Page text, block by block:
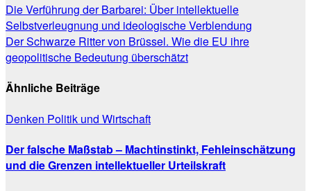
Beitragsnavigation
Die Verführung der Barbarei: Über intellektuelle
Selbstverleugnung und ideologische Verblendung
Der Schwarze Ritter von Brüssel. Wie die EU ihre
geopolitische Bedeutung überschätzt
Ähnliche Beiträge
Denken Politik und Wirtschaft
Der falsche Maßstab – Machtinstinkt, Fehleinschätzung
und die Grenzen intellektueller Urteilskraft